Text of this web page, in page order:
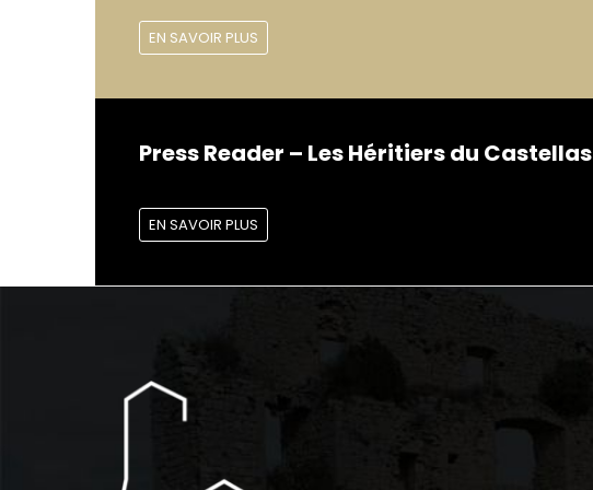
EN SAVOIR PLUS
Press Reader – Les Héritiers du Castellas
EN SAVOIR PLUS